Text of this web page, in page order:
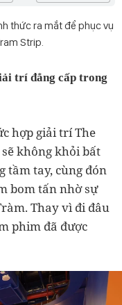
thức ra mắt để phục vụ
Strip.
trí đẳng cấp trong
hợp giải trí The
không khỏi bất
tầm tay, cùng đón
bom tấn nhờ sự
Thay vì đi đâu
phim đã được